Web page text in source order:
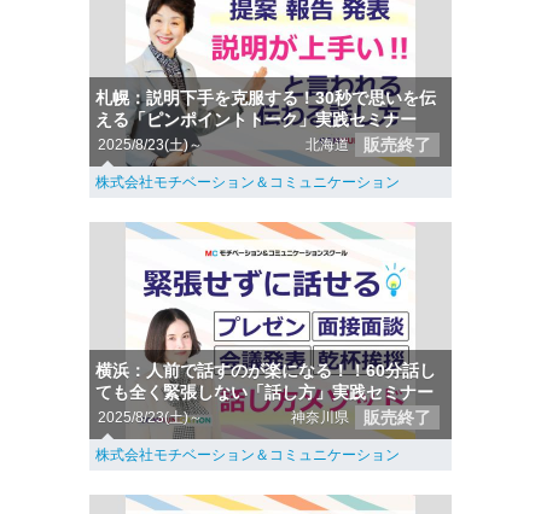
札幌：説明下手を克服する！30秒で思いを伝
える「ピンポイントトーク」実践セミナー
2025/8/23(土)～ 北海道 販売終了
株式会社モチベーション＆コミュニケーション
横浜：人前で話すのが楽になる！！60分話し
ても全く緊張しない「話し方」実践セミナー
2025/8/23(土)～ 神奈川県 販売終了
株式会社モチベーション＆コミュニケーション